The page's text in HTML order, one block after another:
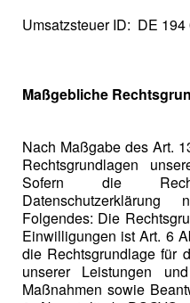
Umsatzsteuer ID: DE 194
Maßgebliche
Nach Maßgabe des Art.
Rechtsgrundlagen
Sofern die
Folgendes: Die
Einwilligungen ist Art. 6
die Rechtsgrundlage für
unserer Leistungen
Maßnahmen sowie